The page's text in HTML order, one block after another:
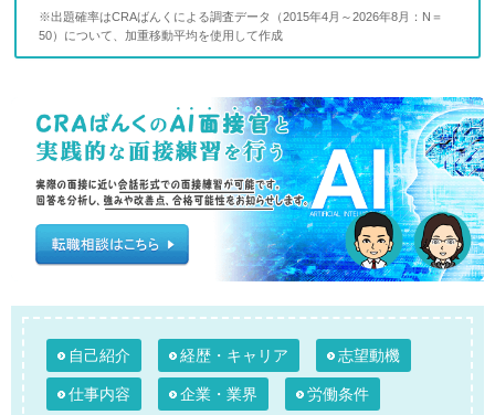
※出題確率はCRAばんくによる調査データ（2015年4月～2026年8月：N＝
50）について、加重移動平均を使用して作成
自己紹介 経歴・キャリア 志望動機
仕事内容 企業・業界 労働条件